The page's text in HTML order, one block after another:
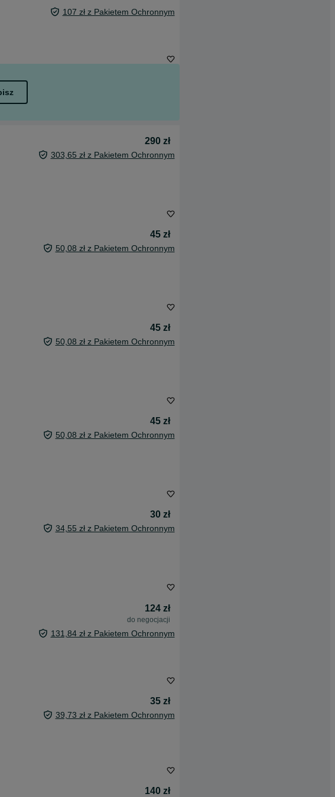
107 zł z Pakietem Ochronnym
290 zł
303,65 zł z Pakietem Ochronnym
45 zł
50,08 zł z Pakietem Ochronnym
45 zł
50,08 zł z Pakietem Ochronnym
45 zł
50,08 zł z Pakietem Ochronnym
30 zł
34,55 zł z Pakietem Ochronnym
124 zł
do negocjacji
131,84 zł z Pakietem Ochronnym
35 zł
39,73 zł z Pakietem Ochronnym
140 zł